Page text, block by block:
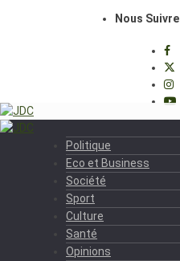
Nous Suivre
Politique
Eco et Business
Société
Sport
Culture
Santé
Opinions